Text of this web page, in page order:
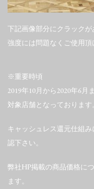
下記画像部分にクラック
強度には問題なくご使用頂
※重要時頃
2019年10月から2020年6月
対象店舗となっております
キャッシュレス還元仕組
認下さい。
弊社HP掲載の商品価格に
ます。